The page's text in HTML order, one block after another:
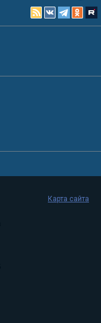
Карта сайта